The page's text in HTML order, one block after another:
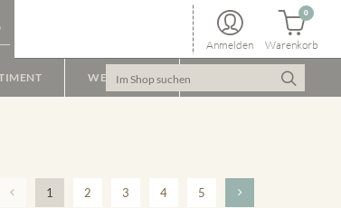
Anmelden Warenkorb
0
WEINPAKET
1 2 3 4 5